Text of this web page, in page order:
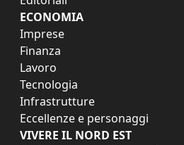
ECONOMIA
Imprese
Finanza
Lavoro
Tecnologia
Infrastrutture
Eccellenze e personaggi
VIVERE IL NORD EST